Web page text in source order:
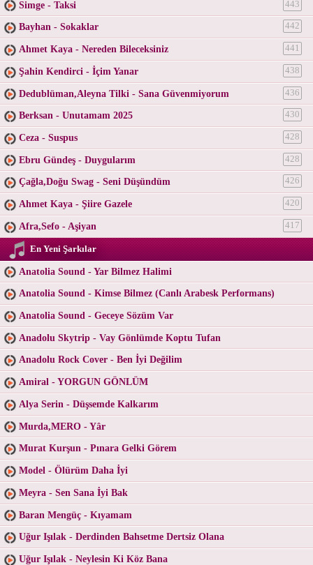
Simge - Taksi 443
Bayhan - Sokaklar 442
Ahmet Kaya - Nereden Bileceksiniz 441
Şahin Kendirci - İçim Yanar 438
Dedublüman,Aleyna Tilki - Sana Güvenmiyorum 436
Berksan - Unutamam 2025 430
Ceza - Suspus 428
Ebru Gündeş - Duygularım 428
Çağla,Doğu Swag - Seni Düşündüm 426
Ahmet Kaya - Şiire Gazele 420
Afra,Sefo - Aşiyan 417
En Yeni Şarkılar
Anatolia Sound - Yar Bilmez Halimi
Anatolia Sound - Kimse Bilmez (Canlı Arabesk Performans)
Anatolia Sound - Geceye Sözüm Var
Anadolu Skytrip - Vay Gönlümde Koptu Tufan
Anadolu Rock Cover - Ben İyi Değilim
Amiral - YORGUN GÖNLÜM
Alya Serin - Düşsemde Kalkarım
Murda,MERO - Yâr
Murat Kurşun - Pınara Gelki Görem
Model - Ölürüm Daha İyi
Meyra - Sen Sana İyi Bak
Baran Mengüç - Kıyamam
Uğur Işılak - Derdinden Bahsetme Dertsiz Olana
Uğur Işılak - Neylesin Ki Köz Bana